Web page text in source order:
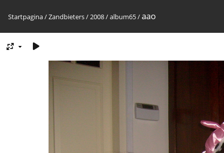
Startpagina/Zandbieters/2008/album65/aao